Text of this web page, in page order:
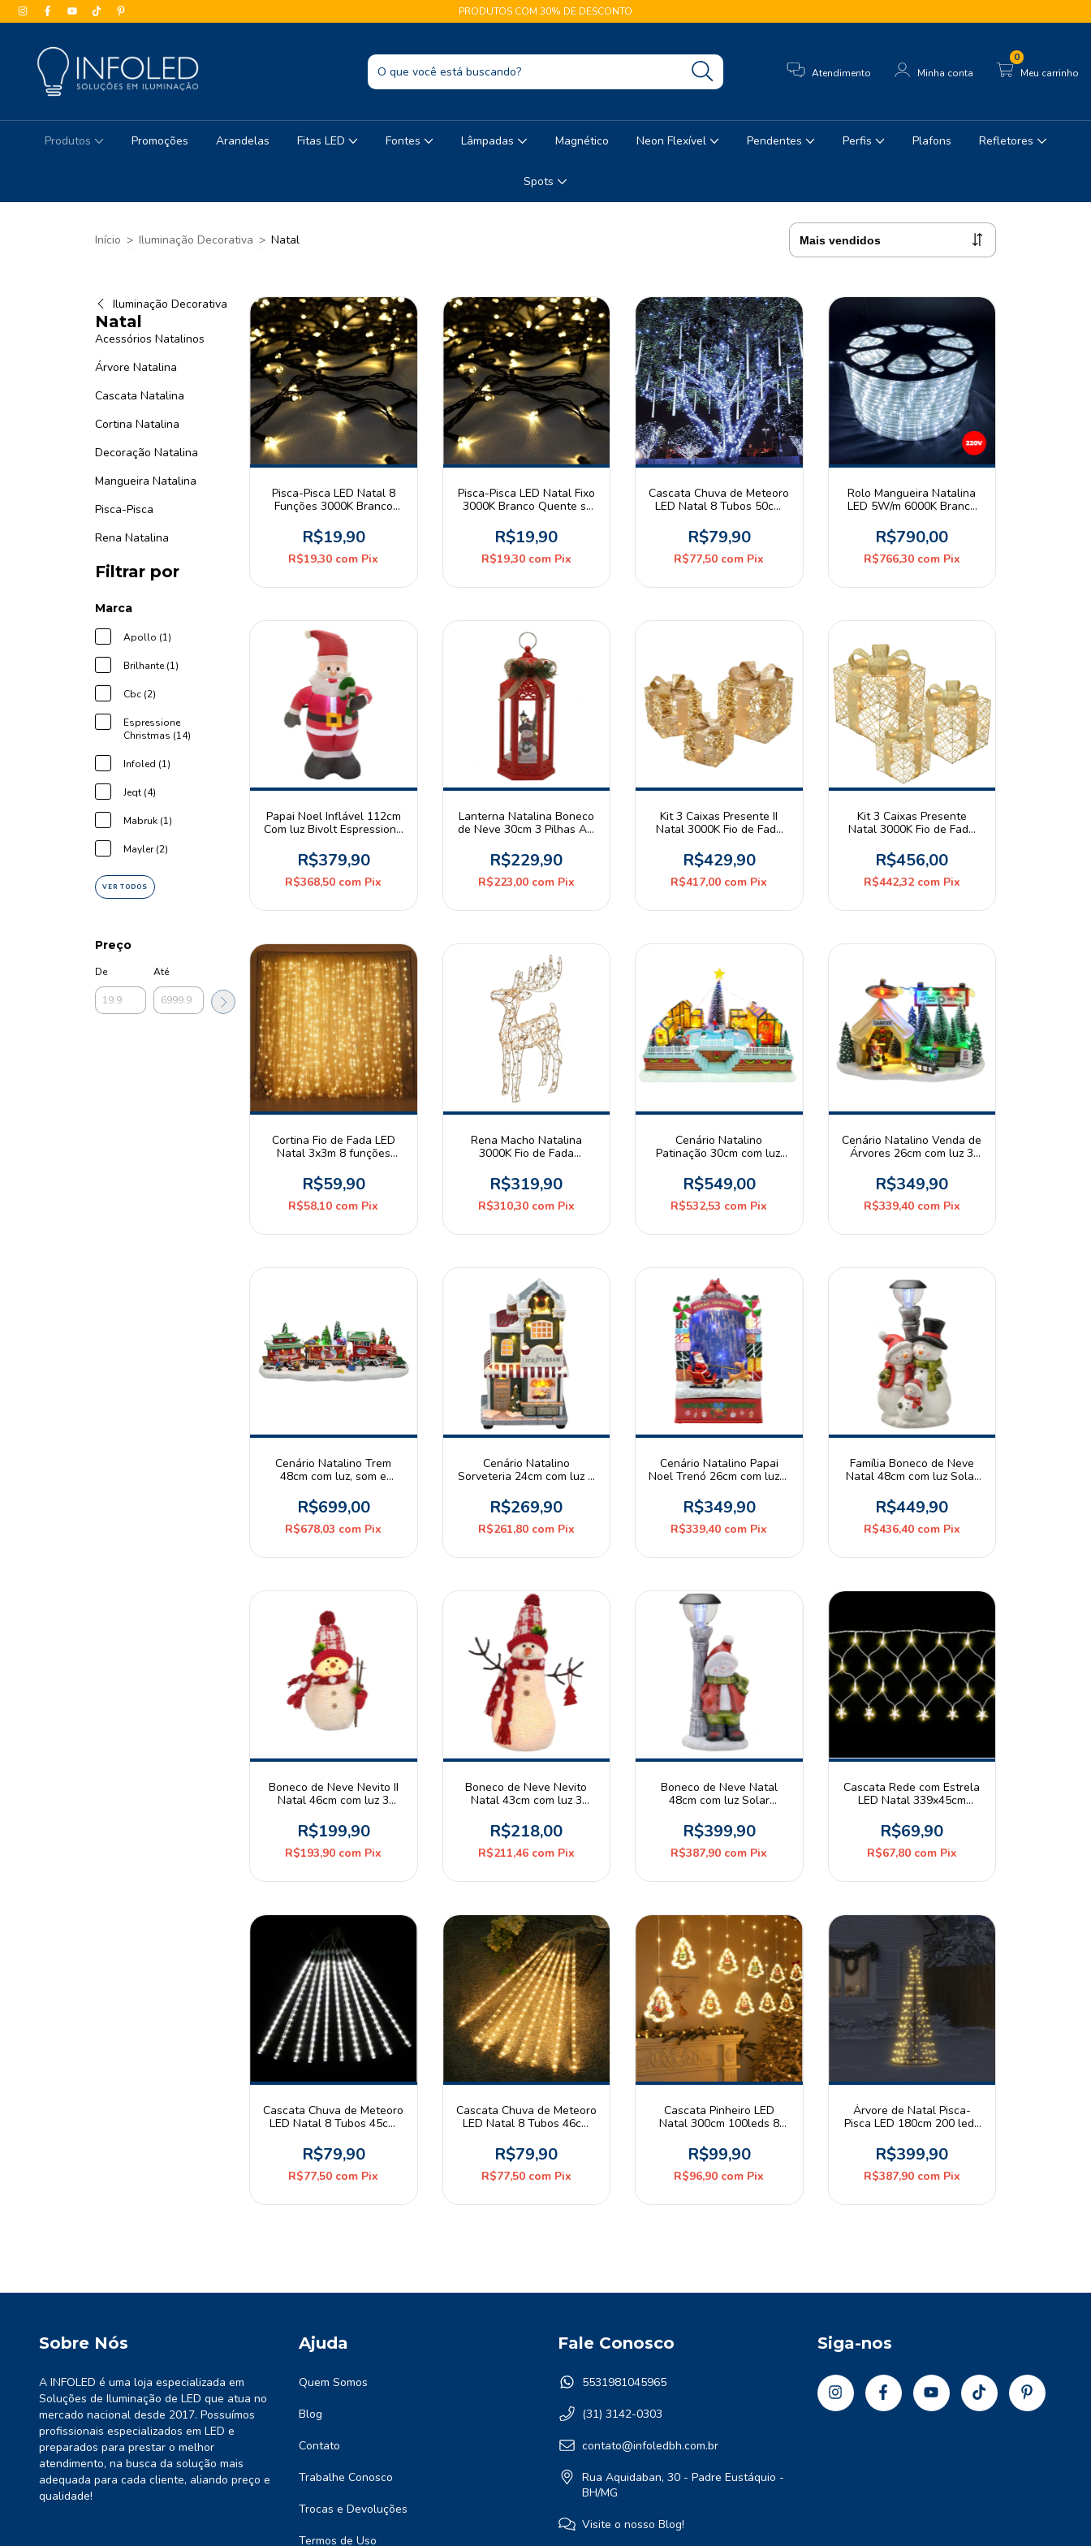
PRODUTOS COM 30% DE DESCONTO
Atendimento Minha conta Meu carrinho
0
Produtos Promoções Arandelas Fitas LED Fontes Lâmpadas Magnético Neon Flexível Pendentes Perfis Plafons Refletores
Spots
Início > Iluminação Decorativa > Natal
Iluminação Decorativa
Natal
Acessórios Natalinos
Árvore Natalina
Cascata Natalina
Cortina Natalina
Decoração Natalina
Mangueira Natalina
Pisca-Pisca
Rena Natalina
Filtrar por
Marca
Apollo (1)
Brilhante (1)
Cbc (2)
Espressione
Christmas (14)
Infoled (1)
Jeqt (4)
Mabruk (1)
Mayler (2)
VER TODOS
Preço
De Até
Pisca-Pisca LED Natal 8
Funções 3000K Branco
100Leds 10m Fio Verde
127V
R$19,90
R$19,30 com Pix
Pisca-Pisca LED Natal Fixo
3000K Branco Quente s/
Verde 127V
R$19,90
R$19,30 com Pix
Cascata Chuva de Meteoro
LED Natal 8 Tubos 50cm
Bivolt
R$79,90
R$77,50 com Pix
Rolo Mangueira Natalina
LED 5W/m 6000K Branco
Apollo
R$790,00
R$766,30 com Pix
Papai Noel Inflável 112cm
Com luz Bivolt Espressione
R$379,90
R$368,50 com Pix
Lanterna Natalina Boneco
de Neve 30cm 3 Pilhas AA
Christmas
R$229,90
R$223,00 com Pix
Kit 3 Caixas Presente II
Natal 3000K Fio de Fada
Espressione Christmas
R$429,90
R$417,00 com Pix
Kit 3 Caixas Presente
Natal 3000K Fio de Fada
Espressione Christmas
R$456,00
R$442,32 com Pix
Cortina Fio de Fada LED
Natal 3x3m 8 funções
c/ Controle
R$59,90
R$58,10 com Pix
Rena Macho Natalina
3000K Fio de Fada
Espressione Christmas
R$319,90
R$310,30 com Pix
Cenário Natalino
Patinação 30cm com luz,
AA Espressione Christmas
R$549,00
R$532,53 com Pix
Cenário Natalino Venda de
Árvores 26cm com luz 3
Christmas
R$349,90
R$339,40 com Pix
Cenário Natalino Trem
48cm com luz, som e
Espressione Christmas
R$699,00
R$678,03 com Pix
Cenário Natalino
Sorveteria 24cm com luz e
Espressione Christmas
R$269,90
R$261,80 com Pix
Cenário Natalino Papai
Noel Trenó 26cm com luz e
Espressione Christmas
R$349,90
R$339,40 com Pix
Família Boneco de Neve
Natal 48cm com luz Solar
R$449,90
R$436,40 com Pix
Boneco de Neve Nevito II
Natal 46cm com luz 3
Christmas
R$199,90
R$193,90 com Pix
Boneco de Neve Nevito
Natal 43cm com luz 3
Christmas
R$218,00
R$211,46 com Pix
Boneco de Neve Natal
48cm com luz Solar
R$399,90
R$387,90 com Pix
Cascata Rede com Estrela
LED Natal 339x45cm
Branco Quente Fio Branco
127V
R$69,90
R$67,80 com Pix
Cascata Chuva de Meteoro
LED Natal 8 Tubos 45cm
Mayler
R$79,90
R$77,50 com Pix
Cascata Chuva de Meteoro
LED Natal 8 Tubos 46cm
Bivolt Somague
R$79,90
R$77,50 com Pix
Cascata Pinheiro LED
Natal 300cm 100leds 8
Quente c/ Emenda Bivolt
R$99,90
R$96,90 com Pix
Árvore de Natal Pisca-
Pisca LED 180cm 200 leds
Armação Metal Bivolt
Verde Escuro
R$399,90
R$387,90 com Pix
Sobre Nós
A INFOLED é uma loja especializada em
Soluções de Iluminação de LED que atua no
mercado nacional desde 2017. Possuímos
profissionais especializados em LED e
preparados para prestar o melhor
atendimento, na busca da solução mais
adequada para cada cliente, aliando preço e
qualidade!
Ajuda
Quem Somos
Blog
Contato
Trabalhe Conosco
Trocas e Devoluções
Termos de Uso
Fale Conosco
5531981045965
(31) 3142-0303
contato@infoledbh.com.br
Rua Aquidaban, 30 - Padre Eustáquio -
BH/MG
Visite o nosso Blog!
Siga-nos